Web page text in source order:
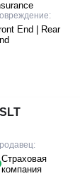
End | Rear
Страховая
компания